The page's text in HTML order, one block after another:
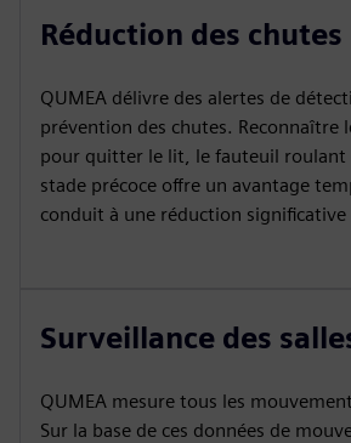
Réduction des chutes
QUMEA délivre des alertes de
prévention des chutes. Reconnaître
pour quitter le lit, le fauteuil roulant
stade précoce offre un avantage
conduit à une réduction significative
Surveillance des
QUMEA mesure tous les
Sur la base de ces données de